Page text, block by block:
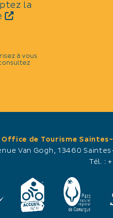
Le Château
Séjourner au Château de
week-end, une semaine ou
la
à vous
Office de Tourisme
Van Gogh, 13460
Tél. :